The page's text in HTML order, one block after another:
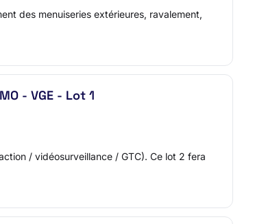
des menuiseries extérieures, ravalement,
- VGE - Lot 1
/ vidéosurveillance / GTC). Ce lot 2 fera